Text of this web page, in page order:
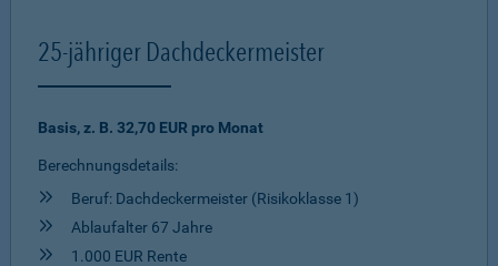
25-jähriger Dachdeckermeister
Basis, z. B. 32,70 EUR pro Monat
Berechnungsdetails:
Beruf: Dachdeckermeister (Risikoklasse 1)
Ablaufalter 67 Jahre
1.000 EUR Rente